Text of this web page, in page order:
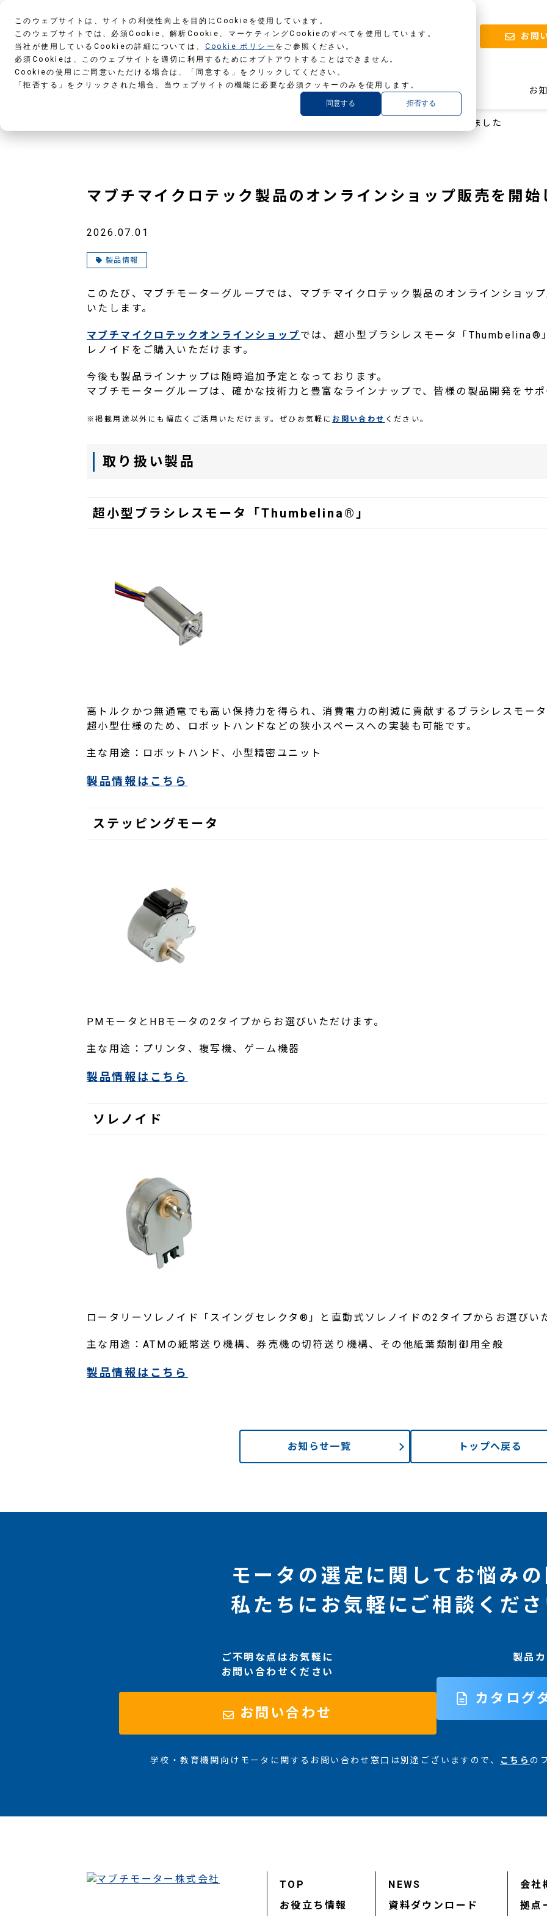
このウェブサイトは、サイトの利便性向上を目的にCookieを使用しています。
このウェブサイトでは、必須Cookie、解析Cookie、マーケティングCookieのすべてを使用しています。
当社が使用しているCookieの詳細については、 Cookie ポリシー をご参照ください。
必須Cookieは、このウェブサイトを適切に利用するためにオプトアウトすることはできません。
Cookieの使用にご同意いただける場合は、「同意する」をクリックしてください。
「拒否する」をクリックされた場合、当ウェブサイトの機能に必要な必須クッキーのみを使用します。
同意する 拒否する
お問
製品情報 ダウンロード お役立ち情報 お
マブチマイクロテック製品のオンラインショップ販売を開始しました
マブチマイクロテック製品のオンラインショップ販売を開始
2026.07.01
製品情報
このたび、マブチモーターグループでは、マブチマイクロテック製品のオンラインショッ
いたします。
マブチマイクロテックオンラインショップ では、超小型ブラシレスモータ「Thumbelina®
レノイドをご購入いただけます。
今後も製品ラインナップは随時追加予定となっております。
マブチモーターグループは、確かな技術力と豊富なラインナップで、皆様の製品開発をサ
※掲載用途以外にも幅広くご活用いただけます。ぜひお気軽に お問い合わせ ください。
取り扱い製品
超小型ブラシレスモータ「Thumbelina®」
高トルクかつ無通電でも高い保持力を得られ、消費電力の削減に貢献するブラシレスモー
超小型仕様のため、ロボットハンドなどの狭小スペースへの実装も可能です。
主な用途：ロボットハンド、小型精密ユニット
製品情報はこちら
ステッピングモータ
PMモータとHBモータの2タイプからお選びいただけます。
主な用途： プリンタ、複写機、ゲーム機器
製品情報はこちら
ソレノイド
ロータリーソレノイド「スイングセレクタ®」と直動式ソレノイドの2タイプからお選びい
主な用途：ATMの紙幣送り機構、券売機の切符送り機構、その他紙葉類制御用全般
製品情報はこちら
お知らせ一覧 トップへ戻る
モータの選定に関してお悩み
私たちにお気軽にご相談くだ
ご不明な点はお気軽に
お問い合わせください
お問い合わせ
製品
カタログ
学校・教育機関向けモータに関するお問い合わせ窓口は別途ございますので、 こちら の
TOP
お役立ち情報
NEWS
資料ダウンロード
会社
拠点